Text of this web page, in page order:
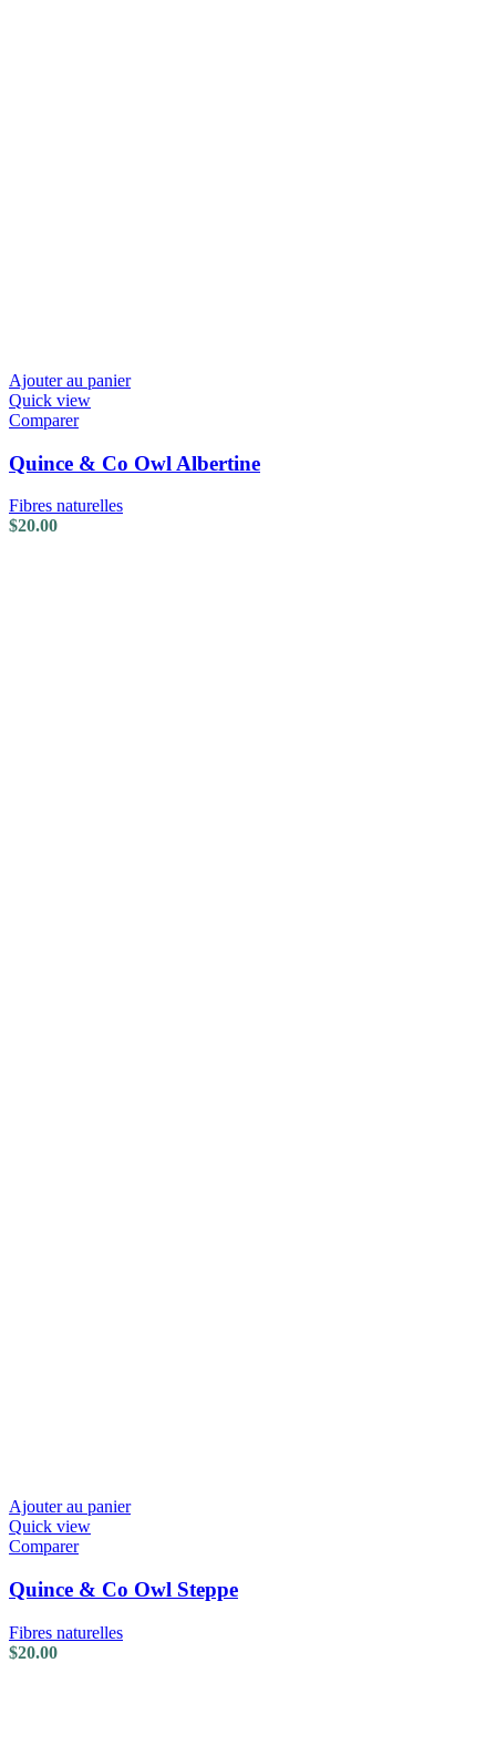
Ajouter au panier
Quick view
Comparer
Quince & Co Owl Albertine
Fibres naturelles
$20.00
Ajouter au panier
Quick view
Comparer
Quince & Co Owl Steppe
Fibres naturelles
$20.00